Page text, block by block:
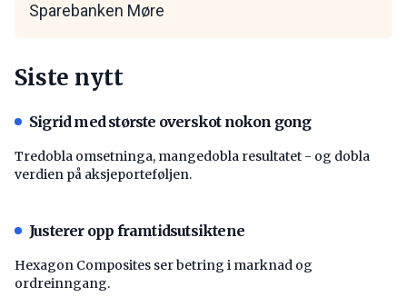
Sparebanken Møre
Siste nytt
Sigrid med største overskot nokon gong
Tredobla omsetninga, mangedobla resultatet - og dobla
verdien på aksjeporteføljen.
Justerer opp framtidsutsiktene
Hexagon Composites ser betring i marknad og
ordreinngang.